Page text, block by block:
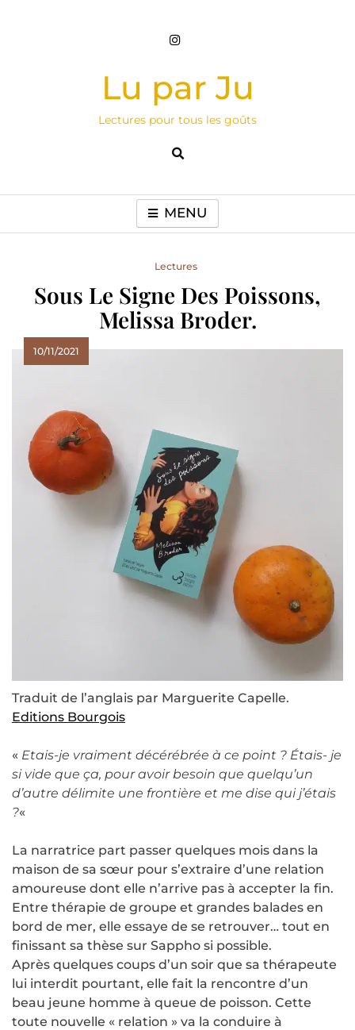
Lu par Ju
Lectures pour tous les goûts
MENU
Lectures
Sous Le Signe Des Poissons,
Melissa Broder.
10/11/2021
Traduit de l’anglais par Marguerite Capelle.
Editions Bourgois
« Etais-je vraiment décérébrée à ce point ? Étais- je
si vide que ça, pour avoir besoin que quelqu’un
d’autre délimite une frontière et me dise qui j’étais
?«
La narratrice part passer quelques mois dans la
maison de sa sœur pour s’extraire d’une relation
amoureuse dont elle n’arrive pas à accepter la fin.
Entre thérapie de groupe et grandes balades en
bord de mer, elle essaye de se retrouver… tout en
finissant sa thèse sur Sappho si possible.
Après quelques coups d’un soir que sa thérapeute
lui interdit pourtant, elle fait la rencontre d’un
beau jeune homme à queue de poisson. Cette
toute nouvelle « relation » va la conduire à